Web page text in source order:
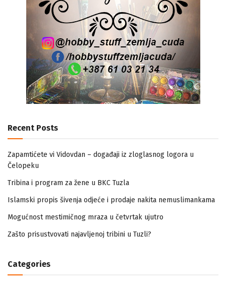
Recent Posts
Zapamtićete vi Vidovdan – događaji iz zloglasnog logora u
Čelopeku
Tribina i program za žene u BKC Tuzla
Islamski propis šivenja odjeće i prodaje nakita nemuslimankama
Mogućnost mestimičnog mraza u četvrtak ujutro
Zašto prisustvovati najavljenoj tribini u Tuzli?
Categories